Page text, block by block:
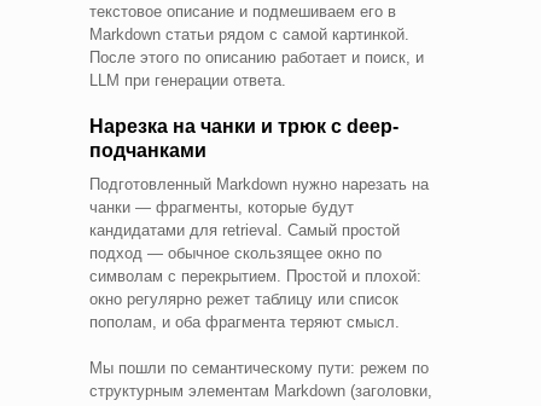
текстовое описание и подмешиваем его в
Markdown статьи рядом с самой картинкой.
После этого по описанию работает и поиск, и
LLM при генерации ответа.
Нарезка на чанки и трюк с deep-
подчанками
Подготовленный Markdown нужно нарезать на
чанки — фрагменты, которые будут
кандидатами для retrieval. Самый простой
подход — обычное скользящее окно по
символам с перекрытием. Простой и плохой:
окно регулярно режет таблицу или список
пополам, и оба фрагмента теряют смысл.
Мы пошли по семантическому пути: режем по
структурным элементам Markdown (заголовки,